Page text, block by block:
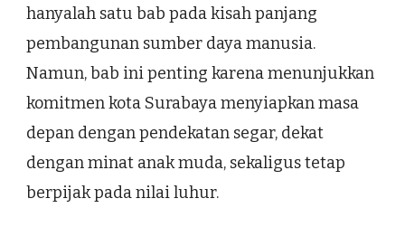
hanyalah satu bab pada kisah panjang
pembangunan sumber daya manusia.
Namun, bab ini penting karena menunjukkan
komitmen kota Surabaya menyiapkan masa
depan dengan pendekatan segar, dekat
dengan minat anak muda, sekaligus tetap
berpijak pada nilai luhur.